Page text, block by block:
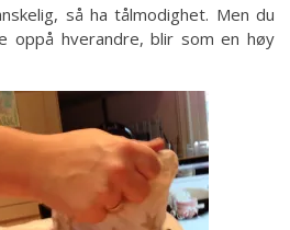
så ha tålmodighet. Men du
oppå hverandre, blir som en høy